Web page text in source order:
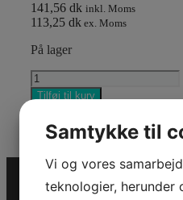
141,56 dk inkl. Moms
113,25 dk ex. Moms
På lager
EMBLEM_LOGO
BRP
UV
Tilføj til kurv
SSVSamtykke til
Vi og vores
teknologier, herunder